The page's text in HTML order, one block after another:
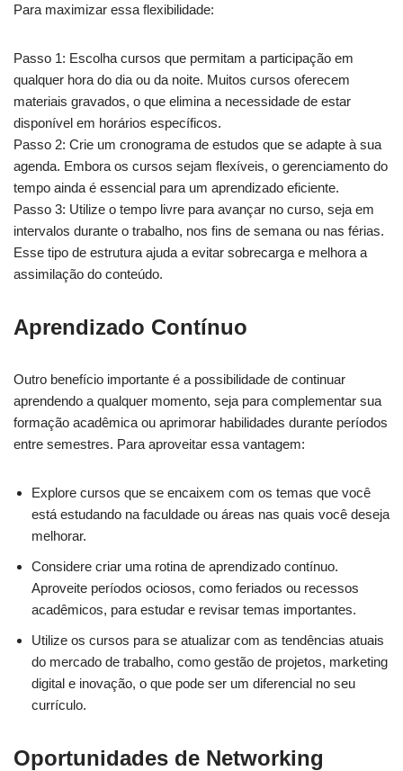
Para maximizar essa flexibilidade:
Passo 1: Escolha cursos que permitam a participação em
qualquer hora do dia ou da noite. Muitos cursos oferecem
materiais gravados, o que elimina a necessidade de estar
disponível em horários específicos.
Passo 2: Crie um cronograma de estudos que se adapte à sua
agenda. Embora os cursos sejam flexíveis, o gerenciamento do
tempo ainda é essencial para um aprendizado eficiente.
Passo 3: Utilize o tempo livre para avançar no curso, seja em
intervalos durante o trabalho, nos fins de semana ou nas férias.
Esse tipo de estrutura ajuda a evitar sobrecarga e melhora a
assimilação do conteúdo.
Aprendizado Contínuo
Outro benefício importante é a possibilidade de continuar
aprendendo a qualquer momento, seja para complementar sua
formação acadêmica ou aprimorar habilidades durante períodos
entre semestres. Para aproveitar essa vantagem:
Explore cursos que se encaixem com os temas que você
está estudando na faculdade ou áreas nas quais você deseja
melhorar.
Considere criar uma rotina de aprendizado contínuo.
Aproveite períodos ociosos, como feriados ou recessos
acadêmicos, para estudar e revisar temas importantes.
Utilize os cursos para se atualizar com as tendências atuais
do mercado de trabalho, como gestão de projetos, marketing
digital e inovação, o que pode ser um diferencial no seu
currículo.
Oportunidades de Networking